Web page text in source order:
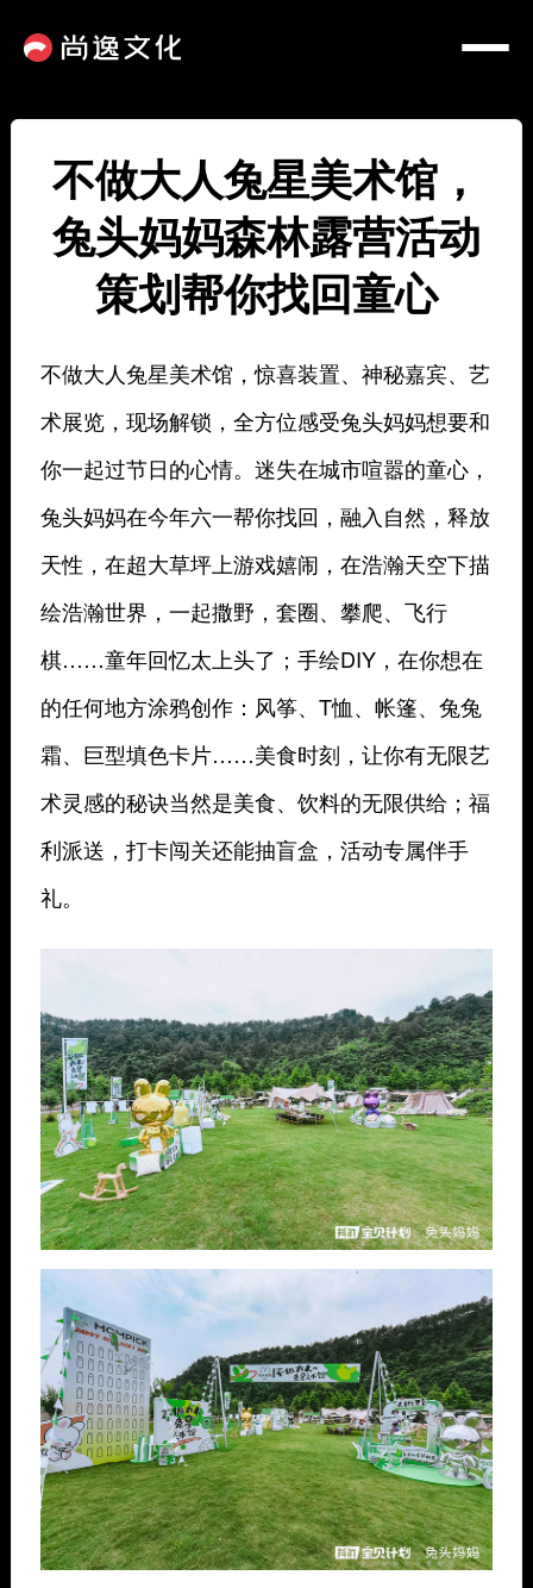
不做大人兔星美术馆，
兔头妈妈森林露营活动
策划帮你找回童心
不做大人兔星美术馆，惊喜装置、神秘嘉宾、艺
术展览，现场解锁，全方位感受兔头妈妈想要和
你一起过节日的心情。迷失在城市喧嚣的童心，
兔头妈妈在今年六一帮你找回，融入自然，释放
天性，在超大草坪上游戏嬉闹，在浩瀚天空下描
绘浩瀚世界，一起撒野，套圈、攀爬、飞行
棋……童年回忆太上头了；手绘DIY，在你想在
的任何地方涂鸦创作：风筝、T恤、帐篷、兔兔
霜、巨型填色卡片……美食时刻，让你有无限艺
术灵感的秘诀当然是美食、饮料的无限供给；福
利派送，打卡闯关还能抽盲盒，活动专属伴手
礼。